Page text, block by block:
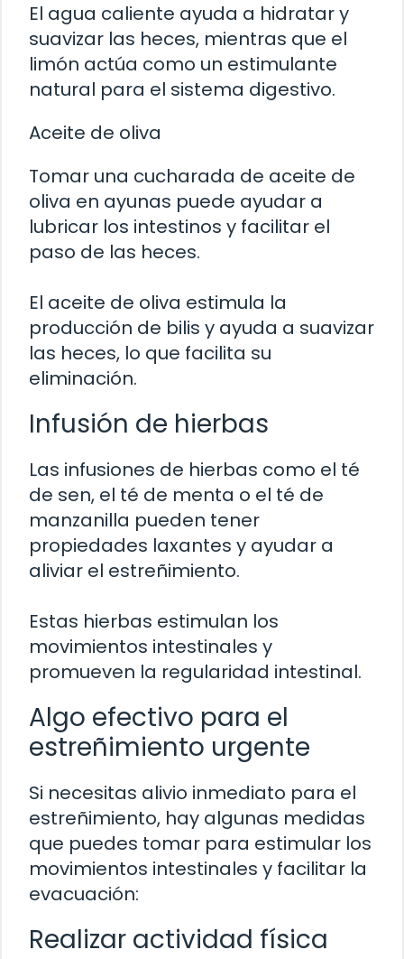
El agua caliente ayuda a hidratar y
suavizar las heces, mientras que el
limón actúa como un estimulante
natural para el sistema digestivo.
Aceite de oliva
Tomar una cucharada de aceite de
oliva en ayunas puede ayudar a
lubricar los intestinos y facilitar el
paso de las heces.
El aceite de oliva estimula la
producción de bilis y ayuda a suavizar
las heces, lo que facilita su
eliminación.
Infusión de hierbas
Las infusiones de hierbas como el té
de sen, el té de menta o el té de
manzanilla pueden tener
propiedades laxantes y ayudar a
aliviar el estreñimiento.
Estas hierbas estimulan los
movimientos intestinales y
promueven la regularidad intestinal.
Algo efectivo para el
estreñimiento urgente
Si necesitas alivio inmediato para el
estreñimiento, hay algunas medidas
que puedes tomar para estimular los
movimientos intestinales y facilitar la
evacuación:
Realizar actividad física